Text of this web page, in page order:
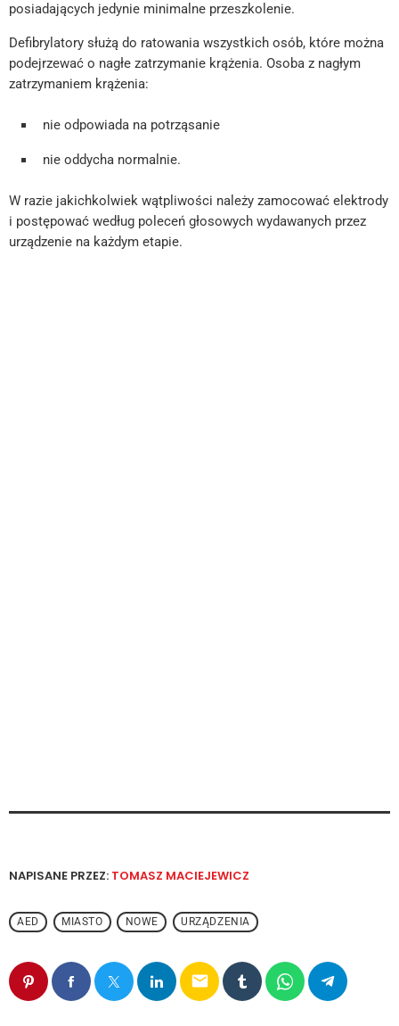
posiadających jedynie minimalne przeszkolenie.
Defibrylatory służą do ratowania wszystkich osób, które można
podejrzewać o nagłe zatrzymanie krążenia. Osoba z nagłym
zatrzymaniem krążenia:
nie odpowiada na potrząsanie
nie oddycha normalnie.
W razie jakichkolwiek wątpliwości należy zamocować elektrody
i postępować według poleceń głosowych wydawanych przez
urządzenie na każdym etapie.
NAPISANE PRZEZ: TOMASZ MACIEJEWICZ
AED MIASTO NOWE URZĄDZENIA
email